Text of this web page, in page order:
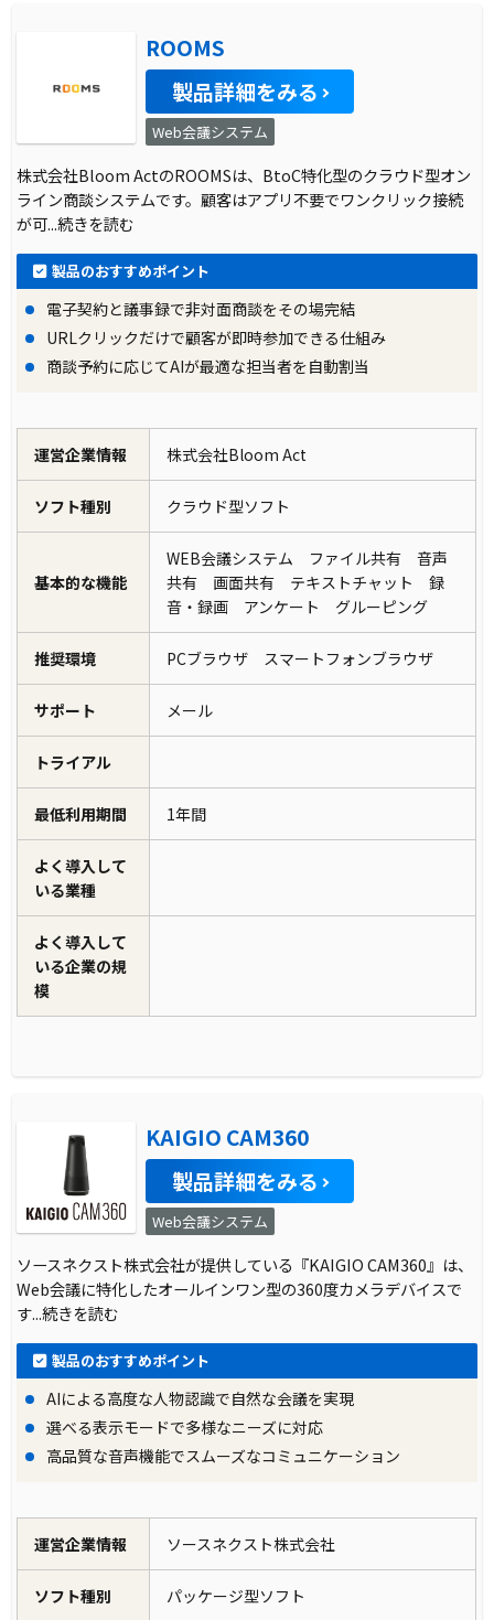
ROOMS
製品詳細をみる
Web会議システム
株式会社Bloom ActのROOMSは、BtoC特化型のクラウド型オン
ライン商談システムです。顧客はアプリ不要でワンクリック接続
が可...続きを読む
製品のおすすめポイント
電子契約と議事録で非対面商談をその場完結
URLクリックだけで顧客が即時参加できる仕組み
商談予約に応じてAIが最適な担当者を自動割当
運営企業情報 株式会社Bloom Act
ソフト種別 クラウド型ソフト
基本的な機能
WEB会議システム ファイル共有 音声
共有 画面共有 テキストチャット 録
音・録画 アンケート グルーピング
推奨環境 PCブラウザ スマートフォンブラウザ
サポート メール
トライアル
最低利用期間 1年間
よく導入して
いる業種
よく導入して
いる企業の規
模
KAIGIO CAM360
製品詳細をみる
Web会議システム
ソースネクスト株式会社が提供している『KAIGIO CAM360』は、
Web会議に特化したオールインワン型の360度カメラデバイスで
す...続きを読む
製品のおすすめポイント
AIによる高度な人物認識で自然な会議を実現
選べる表示モードで多様なニーズに対応
高品質な音声機能でスムーズなコミュニケーション
運営企業情報 ソースネクスト株式会社
ソフト種別 パッケージ型ソフト